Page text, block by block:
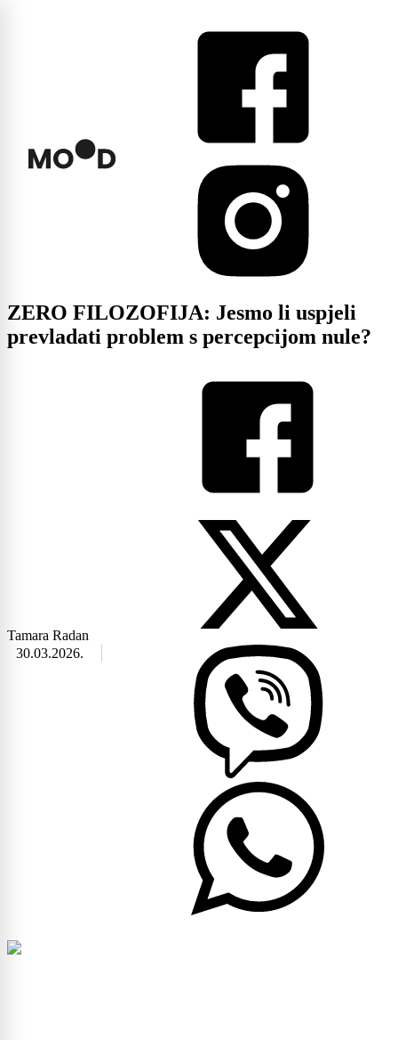
ZERO FILOZOFIJA: Jesmo li uspjeli
prevladati problem s percepcijom nule?
Tamara Radan
30.03.2026.